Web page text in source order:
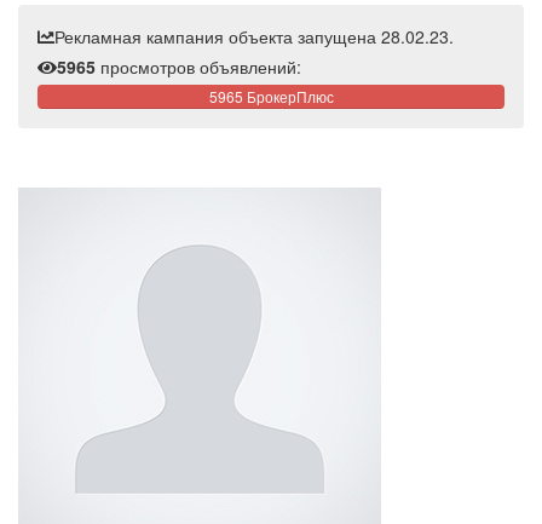
Рекламная кампания объекта запущена 28.02.23.
5965 просмотров объявлений:
5965 БрокерПлюс